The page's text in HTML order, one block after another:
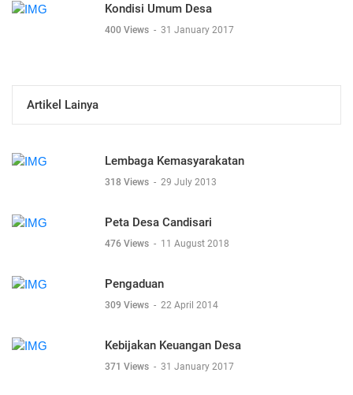
Kondisi Umum Desa
400 Views - 31 January 2017
Artikel Lainya
Lembaga Kemasyarakatan
318 Views - 29 July 2013
Peta Desa Candisari
476 Views - 11 August 2018
Pengaduan
309 Views - 22 April 2014
Kebijakan Keuangan Desa
371 Views - 31 January 2017